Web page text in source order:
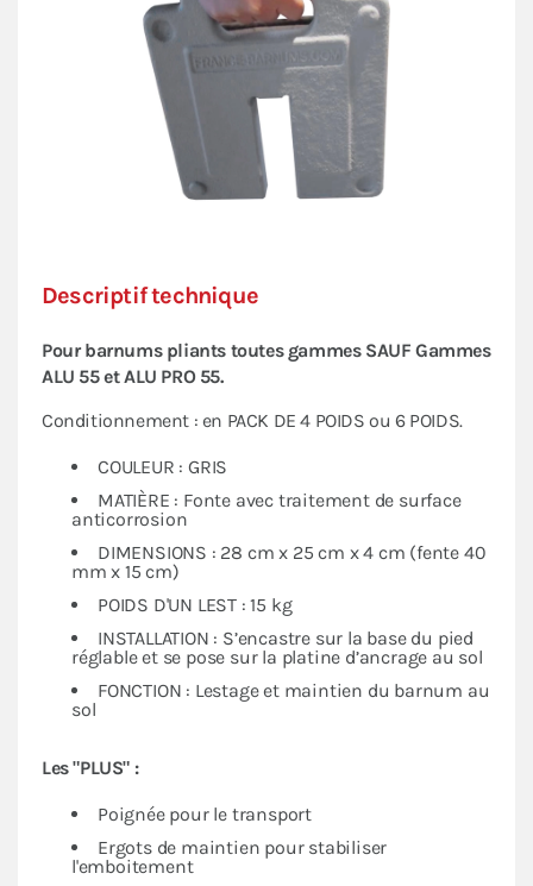
Descriptif technique
Pour barnums pliants toutes gammes SAUF Gammes
ALU 55 et ALU PRO 55.
Conditionnement : en PACK DE 4 POIDS ou 6 POIDS.
COULEUR : GRIS
MATIÈRE : Fonte avec traitement de surface
anticorrosion
DIMENSIONS : 28 cm x 25 cm x 4 cm (fente 40
mm x 15 cm)
POIDS D'UN LEST : 15 kg
INSTALLATION : S’encastre sur la base du pied
réglable et se pose sur la platine d’ancrage au sol
FONCTION : Lestage et maintien du barnum au
sol
Les "PLUS" :
Poignée pour le transport
Ergots de maintien pour stabiliser
l'emboitement